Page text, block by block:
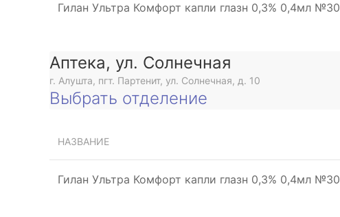
Гилан Ультра Комфорт капли глазн 0,3% 0,4мл №30
Аптека, ул. Солнечная
г. Алушта, пгт. Партенит, ул. Солнечная, д. 10
Выбрать отделение
НАЗВАНИЕ
Гилан Ультра Комфорт капли глазн 0,3% 0,4мл №30